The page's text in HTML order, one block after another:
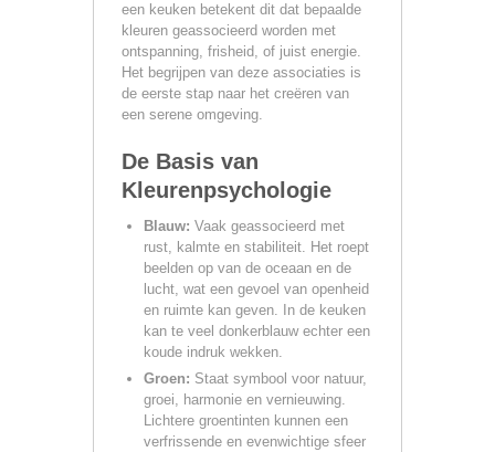
een keuken betekent dit dat bepaalde
kleuren geassocieerd worden met
ontspanning, frisheid, of juist energie.
Het begrijpen van deze associaties is
de eerste stap naar het creëren van
een serene omgeving.
De Basis van
Kleurenpsychologie
Blauw: Vaak geassocieerd met
rust, kalmte en stabiliteit. Het roept
beelden op van de oceaan en de
lucht, wat een gevoel van openheid
en ruimte kan geven. In de keuken
kan te veel donkerblauw echter een
koude indruk wekken.
Groen: Staat symbool voor natuur,
groei, harmonie en vernieuwing.
Lichtere groentinten kunnen een
verfrissende en evenwichtige sfeer